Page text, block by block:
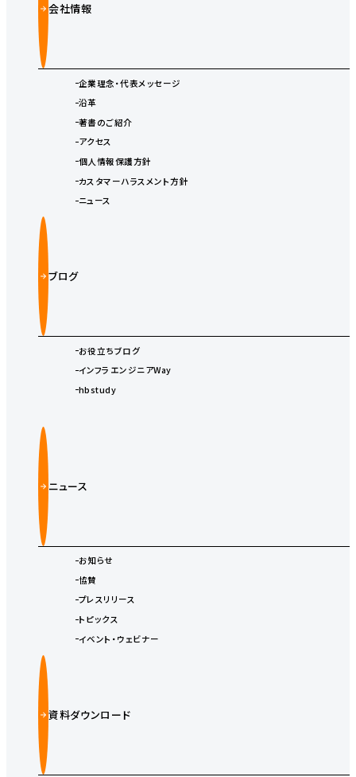
会社情報
企業理念・代表メッセージ
沿革
著書のご紹介
アクセス
個人情報保護方針
カスタマーハラスメント方針
ニュース
ブログ
お役立ちブログ
インフラエンジニアWay
hbstudy
ニュース
お知らせ
協賛
プレスリリース
トピックス
イベント・ウェビナー
資料ダウンロード